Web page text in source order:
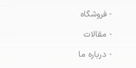
- فروشگاه
- مقالات
- درباره ما